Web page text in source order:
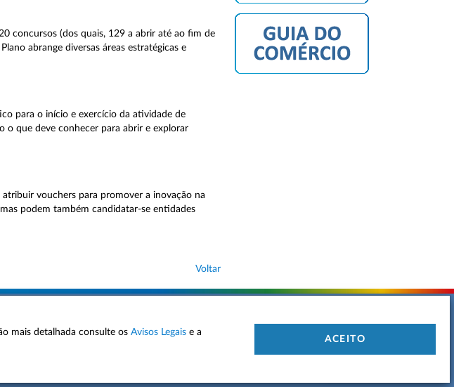
concursos (dos quais, 129 a abrir até ao fim de
abrange diversas áreas estratégicas e
para o início e exercício da atividade de
o que deve conhecer para abrir e explorar
vouchers para promover a inovação na
podem também candidatar-se entidades
Voltar
POLÍTICA DE PRIVACIDADE CONTACTOS
mais detalhada consulte os Avisos Legais e a
ACEITO